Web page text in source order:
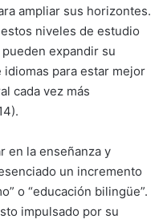
ampliar sus horizontes.
niveles de estudio
expandir su
para estar mejor
cada vez más
en la enseñanza y
un incremento
o “educación bilingüe”.
impulsado por su